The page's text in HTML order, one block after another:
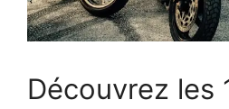
Découvrez les